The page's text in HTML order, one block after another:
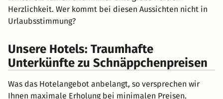
Herzlichkeit. Wer kommt bei diesen Aussichten nicht in
Urlaubsstimmung?
Unsere Hotels: Traumhafte
Unterkünfte zu Schnäppchenpreisen
Was das Hotelangebot anbelangt, so versprechen wir
Ihnen maximale Erholung bei minimalen Preisen.